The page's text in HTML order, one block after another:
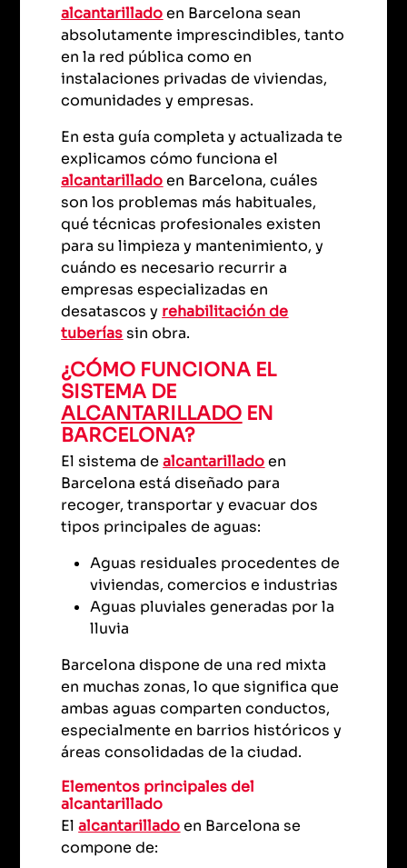
alcantarilladoen Barcelona sean
absolutamente imprescindibles, tanto
en la red pública como en
instalaciones privadas de viviendas,
comunidades y empresas.
En esta guía completa y actualizada te
explicamos cómo funciona el
alcantarilladoen Barcelona, cuáles
son los problemas más habituales,
qué técnicas profesionales existen
para su limpieza y mantenimiento, y
cuándo es necesario recurrir a
empresas especializadas en
desatascos y rehabilitación de
tuberíassin obra.
¿CÓMO FUNCIONA EL
SISTEMA DE
ALCANTARILLADO EN
BARCELONA?
El sistema dealcantarilladoen
Barcelona está diseñado para
recoger, transportar y evacuar dos
tipos principales de aguas:
Aguas residuales procedentes de
viviendas, comercios e industrias
Aguas pluviales generadas por la
lluvia
Barcelona dispone de una red mixta
en muchas zonas, lo que significa que
ambas aguas comparten conductos,
especialmente en barrios históricos y
áreas consolidadas de la ciudad.
Elementos principales del
alcantarillado
Elalcantarilladoen Barcelona se
compone de: